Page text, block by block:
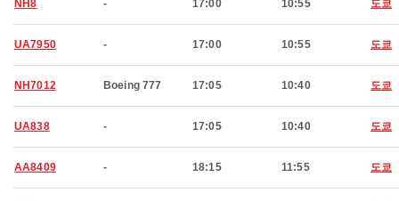
NH8 - 17:00 10:55 도쿄
UA7950 - 17:00 10:55 도쿄
NH7012 Boeing 777 17:05 10:40 도쿄
UA838 - 17:05 10:40 도쿄
AA8409 - 18:15 11:55 도쿄